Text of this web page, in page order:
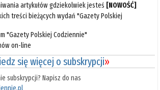
artykułów gdziekolwiek jesteś [NOWOŚĆ]
treści bieżących wydań "Gazety Polskiej
"Gazety Polskiej Codziennie"
on-line
się więcej o subskrypcji»
subskrypcji? Napisz do nas